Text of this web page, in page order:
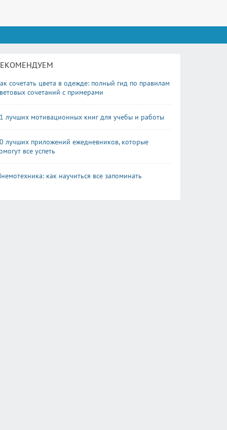
сочетать цвета в одежде: полный гид по правилам
сочетаний с примерами
лучших мотивационных книг для учебы и работы
лучших приложений ежедневников, которые
все успеть
как научиться все запоминать